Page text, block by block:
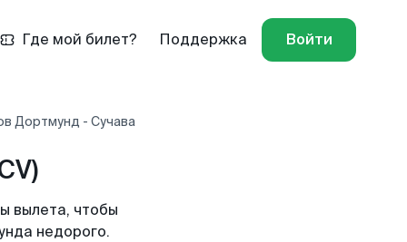
Где мой билет? Поддержка Войти
Дортмунд - Сучава
вылета, чтобы
недорого.